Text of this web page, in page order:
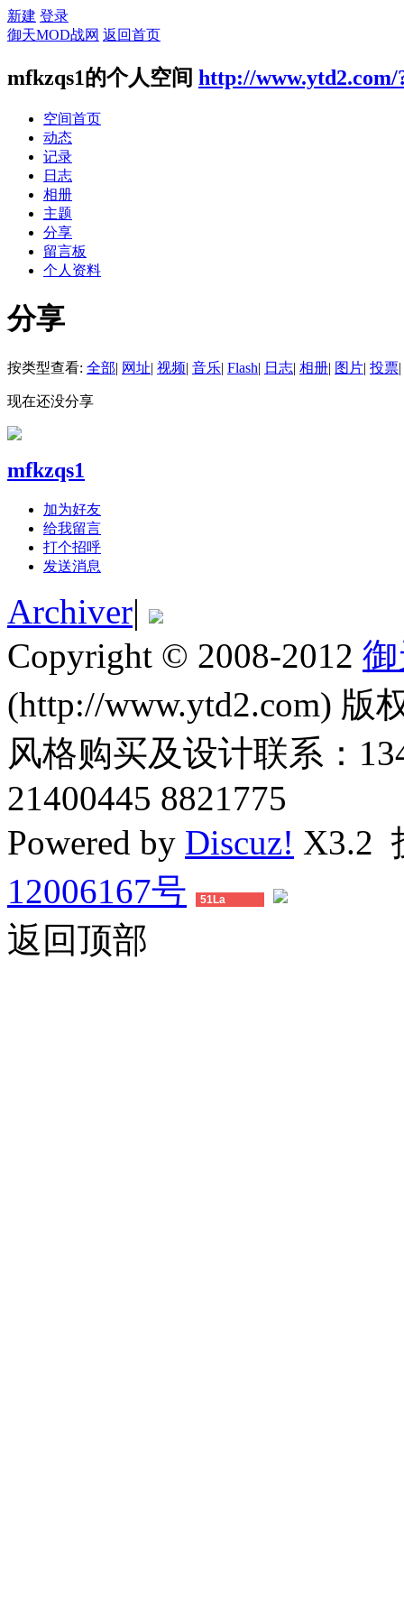
新建 登录
御天MOD战网 返回首页
mfkzqs1的个人空间 http://www.ytd2.com/
空间首页
动态
记录
日志
相册
主题
分享
留言板
个人资料
分享
按类型查看: 全部| 网址| 视频| 音乐| Flash| 日志| 相册| 图片| 投票|
现在还没分享
mfkzqs1
加为好友
给我留言
打个招呼
发送消息
Archiver|
Copyright © 2008-2012
(http://www.ytd2.com) 版
风格购买及设计联系：
21400445 8821775
Powered by Discuz! X3.2
12006167号
51La
返回顶部